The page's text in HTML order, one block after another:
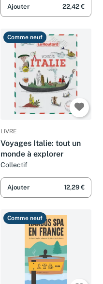
Ajouter 22,42 €
Comme neuf
LIVRE
Voyages Italie: tout un
monde à explorer
Collectif
Ajouter 12,29 €
Comme neuf